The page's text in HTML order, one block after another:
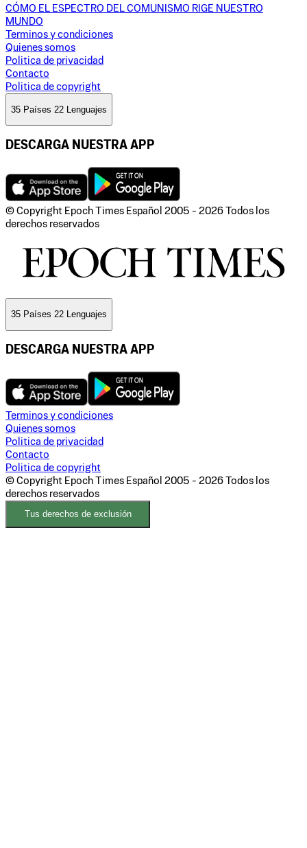
CÓMO EL ESPECTRO DEL COMUNISMO RIGE NUESTRO
MUNDO
Terminos y condiciones
Quienes somos
Politica de privacidad
Contacto
Politica de copyright
35 Países 22 Lenguajes
DESCARGA NUESTRA APP
© Copyright Epoch Times Español 2005 - 2026 Todos los
derechos reservados
35 Países 22 Lenguajes
DESCARGA NUESTRA APP
Terminos y condiciones
Quienes somos
Politica de privacidad
Contacto
Politica de copyright
© Copyright Epoch Times Español 2005 - 2026 Todos los
derechos reservados
Tus derechos de exclusión